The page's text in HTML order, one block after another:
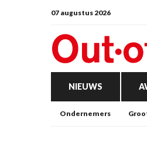
07 augustus 2026
NIEUWS
Ondernemers